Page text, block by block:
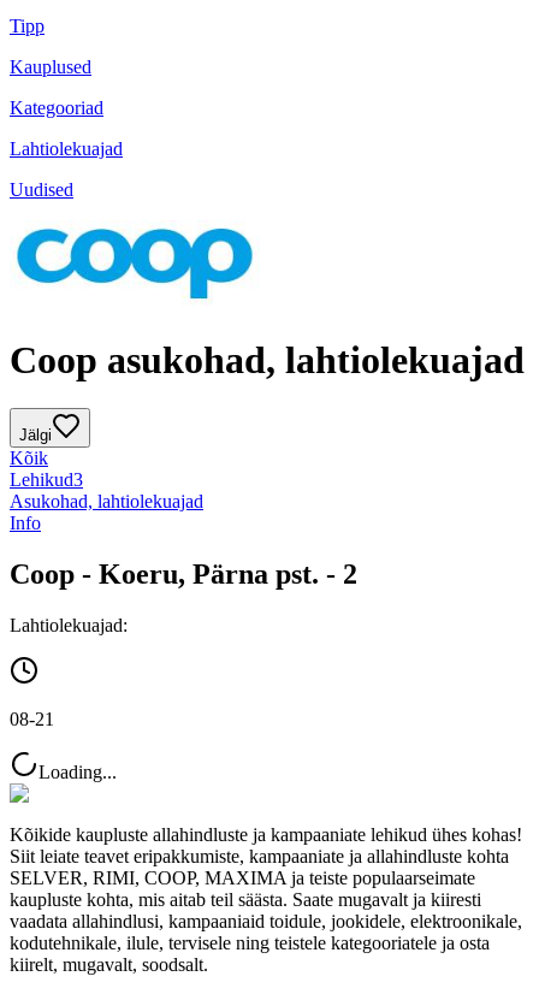
Tipp
Kauplused
Kategooriad
Lahtiolekuajad
Uudised
Coop asukohad, lahtiolekuajad
Jälgi
Kõik
Lehikud3
Asukohad, lahtiolekuajad
Info
Coop - Koeru, Pärna pst. - 2
Lahtiolekuajad:
08-21
Loading...
Kõikide kaupluste allahindluste ja kampaaniate lehikud ühes kohas!
Siit leiate teavet eripakkumiste, kampaaniate ja allahindluste kohta
SELVER, RIMI, COOP, MAXIMA ja teiste populaarseimate
kaupluste kohta, mis aitab teil säästa. Saate mugavalt ja kiiresti
vaadata allahindlusi, kampaaniaid toidule, jookidele, elektroonikale,
kodutehnikale, ilule, tervisele ning teistele kategooriatele ja osta
kiirelt, mugavalt, soodsalt.